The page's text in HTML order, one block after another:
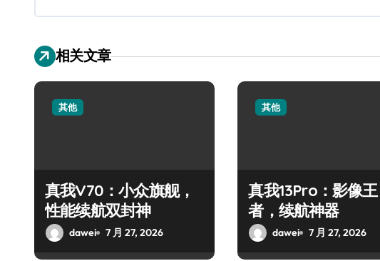
相关文章
其他
真我V70：小众旗舰，
性能续航双封神
dawei 7 月 27, 2026
其他
真我13Pro：影像王
者，续航神器
dawei 7 月 27, 2026